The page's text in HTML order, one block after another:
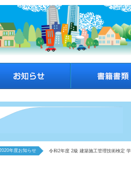
年度お知らせ 令和2年度 2級 建築施工管理技術検定